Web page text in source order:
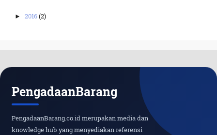
► 2016(2)
PengadaanBarang
PengadaanBarang.co.id merupakan media dan
knowledge hub yang menyediakan referensi